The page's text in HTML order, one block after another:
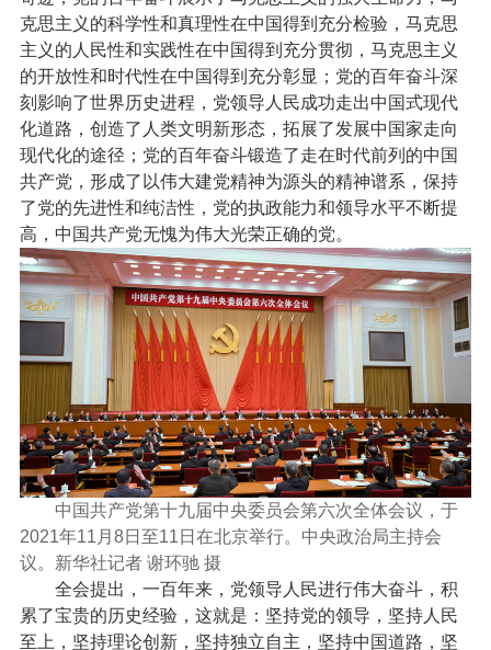
克思主义的科学性和真理性在中国得到充分检验，马克思
主义的人民性和实践性在中国得到充分贯彻，马克思主义
的开放性和时代性在中国得到充分彰显；党的百年奋斗深
刻影响了世界历史进程，党领导人民成功走出中国式现代
化道路，创造了人类文明新形态，拓展了发展中国家走向
现代化的途径；党的百年奋斗锻造了走在时代前列的中国
共产党，形成了以伟大建党精神为源头的精神谱系，保持
了党的先进性和纯洁性，党的执政能力和领导水平不断提
高，中国共产党无愧为伟大光荣正确的党。
中国共产党第十九届中央委员会第六次全体会议，于
2021年11月8日至11日在北京举行。中央政治局主持会
议。新华社记者 谢环驰 摄
全会提出，一百年来，党领导人民进行伟大奋斗，积
累了宝贵的历史经验，这就是：坚持党的领导，坚持人民
至上，坚持理论创新，坚持独立自主，坚持中国道路，坚